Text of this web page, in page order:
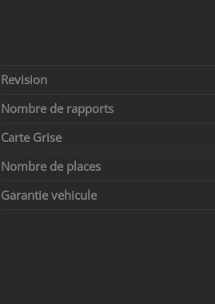
Revision
Nombre de rapports
Carte Grise
Nombre de places
Garantie vehicule